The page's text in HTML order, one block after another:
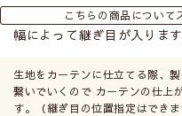
透け感はない／部屋に
こちらの商品について
幅によって継ぎ目が入ります
生地をカーテンに仕立てる際、
繋いでいくので カーテンの仕上
す。（継ぎ目の位置指定はでき